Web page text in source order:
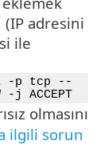
(IP adresini
ile
-p tcp --
j ACCEPT
olmasını
ilgili sorun